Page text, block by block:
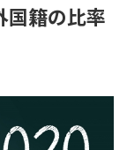
国籍の比率